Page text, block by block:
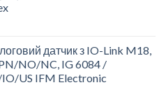
датчик з IO-Link M18,
NO/NC, IG 6084 /
US IFM Electronic